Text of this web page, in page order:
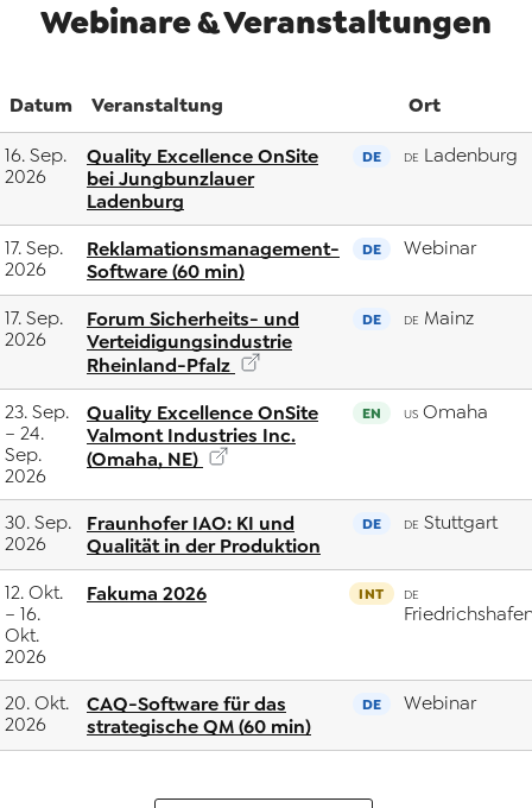
Webinare & Veranstaltungen
Datum Veranstaltung Ort
16. Sep.
2026
Quality Excellence OnSite
bei Jungbunzlauer
Ladenburg
DE DE Ladenburg
17. Sep.
2026
Reklamationsmanagement-
Software (60 min)
DE Webinar
17. Sep.
2026
Forum Sicherheits- und
Verteidigungsindustrie
Rheinland-Pfalz
DE DE Mainz
23. Sep.
– 24.
Sep.
2026
Quality Excellence OnSite
Valmont Industries Inc.
(Omaha, NE)
EN US Omaha
30. Sep.
2026
Fraunhofer IAO: KI und
Qualität in der Produktion
DE DE Stuttgart
12. Okt.
– 16.
Okt.
2026
Fakuma 2026 INT DE
20. Okt.
2026
CAQ-Software für das
strategische QM (60 min)
DE Webinar